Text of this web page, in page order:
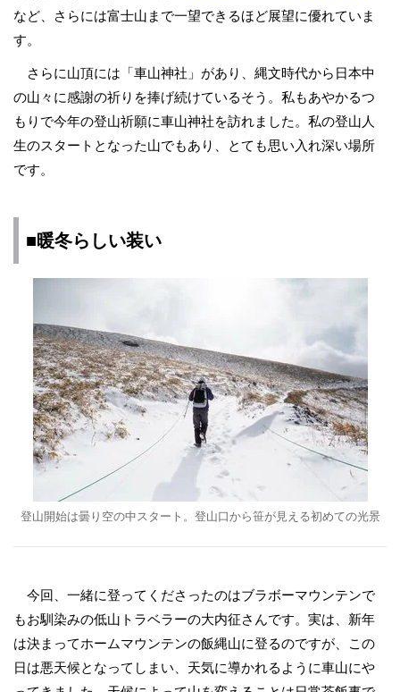
など、さらには富士山まで一望できるほど展望に優れていま
す。
さらに山頂には「車山神社」があり、縄文時代から日本中
の山々に感謝の祈りを捧げ続けているそう。私もあやかるつ
もりで今年の登山祈願に車山神社を訪れました。私の登山人
生のスタートとなった山でもあり、とても思い入れ深い場所
です。
■暖冬らしい装い
登山開始は曇り空の中スタート。登山口から笹が見える初めての光景
今回、一緒に登ってくださったのはブラボーマウンテンで
もお馴染みの低山トラベラーの大内征さんです。実は、新年
は決まってホームマウンテンの飯縄山に登るのですが、この
日は悪天候となってしまい、天気に導かれるように車山にや